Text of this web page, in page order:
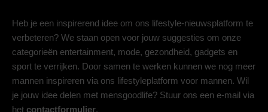
Heb je een inspirerend idee om ons lifestyle-nieuwsplatform te
verbeteren? We staan open voor jouw suggesties om onze
categorieën entertainment, mode, gezondheid, gadgets en
sport te verrijken. Door samen te werken kunnen we nog meer
mannen inspireren via ons lifestyleplatform voor mannen. Wil
je jouw idee delen met mensgoodlife? Stuur ons een e-mail via
het contactformulier.